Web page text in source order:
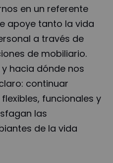
en un referente
apoye tanto la vida
a través de
de mobiliario.
hacia dónde nos
continuar
funcionales y
las
de la vida